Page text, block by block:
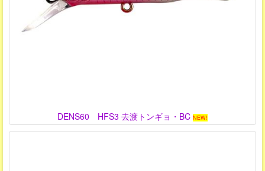
DENS60 HFS3 去渡トンギョ・BC NEW!